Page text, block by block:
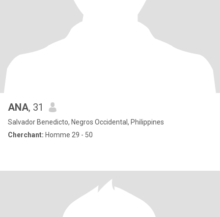
ANA, 31
Salvador Benedicto, Negros Occidental, Philippines
Cherchant: Homme 29 - 50